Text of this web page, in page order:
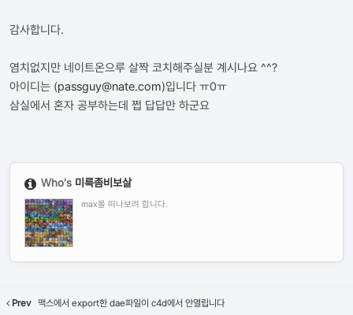
감사합니다.
염치없지만 네이트온으루 살짝 코치해주실분 계시나요 ^^?
아이디는 (passguy@nate.com)입니다 ㅠ0ㅠ
삼실에서 혼자 공부하는데 쩝 답답만 하군요
Who's 미륵좀비보살
max를 떠나보려 합니다.
Prev 맥스에서 export한 dae파일이 c4d에서 안열립니다